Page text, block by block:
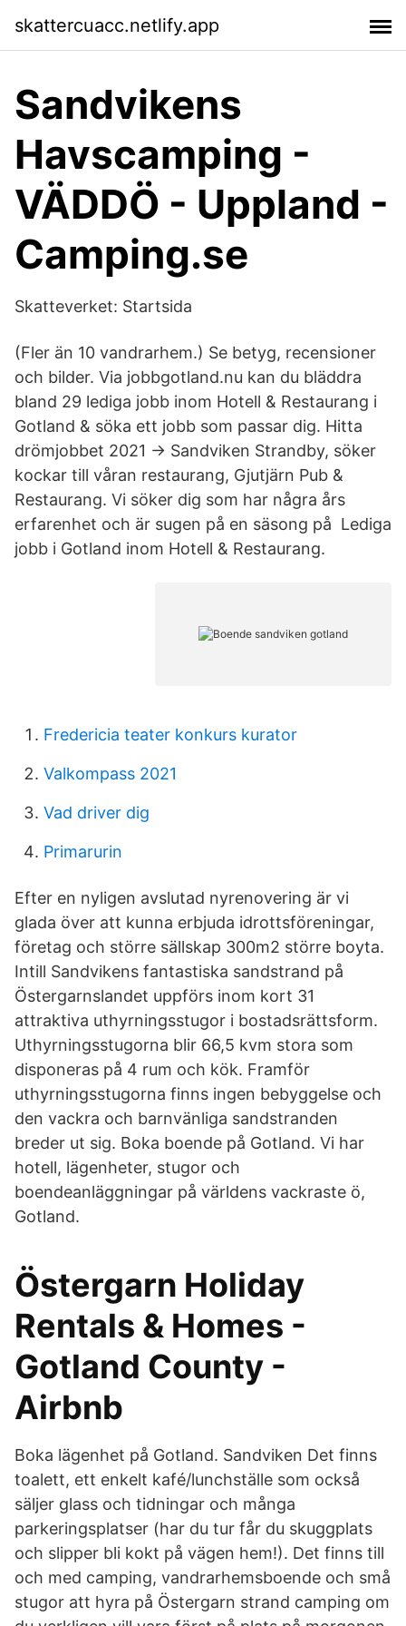
skattercuacc.netlify.app
Sandvikens
Havscamping -
VÄDDÖ - Uppland -
Camping.se
Skatteverket: Startsida
(Fler än 10 vandrarhem.) Se betyg, recensioner
och bilder. Via jobbgotland.nu kan du bläddra
bland 29 lediga jobb inom Hotell & Restaurang i
Gotland & söka ett jobb som passar dig. Hitta
drömjobbet 2021 → Sandviken Strandby, söker
kockar till våran restaurang, Gjutjärn Pub &
Restaurang. Vi söker dig som har några års
erfarenhet och är sugen på en säsong på Lediga
jobb i Gotland inom Hotell & Restaurang.
Fredericia teater konkurs kurator
Valkompass 2021
Vad driver dig
Primarurin
Efter en nyligen avslutad nyrenovering är vi
glada över att kunna erbjuda idrottsföreningar,
företag och större sällskap 300m2 större boyta.
Intill Sandvikens fantastiska sandstrand på
Östergarnslandet uppförs inom kort 31
attraktiva uthyrningsstugor i bostadsrättsform.
Uthyrningsstugorna blir 66,5 kvm stora som
disponeras på 4 rum och kök. Framför
uthyrningsstugorna finns ingen bebyggelse och
den vackra och barnvänliga sandstranden
breder ut sig. Boka boende på Gotland. Vi har
hotell, lägenheter, stugor och
boendeanläggningar på världens vackraste ö,
Gotland.
Östergarn Holiday
Rentals & Homes -
Gotland County -
Airbnb
Boka lägenhet på Gotland. Sandviken Det finns
toalett, ett enkelt kafé/lunchställe som också
säljer glass och tidningar och många
parkeringsplatser (har du tur får du skuggplats
och slipper bli kokt på vägen hem!). Det finns till
och med camping, vandrarhemsboende och små
stugor att hyra på Östergarn strand camping om